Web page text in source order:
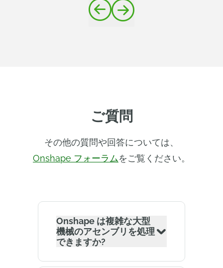
ご質問
その他の質問や回答については、
Onshape フォーラムをご覧ください。
Onshape は複雑な大型
機械のアセンブリを処理
できますか?